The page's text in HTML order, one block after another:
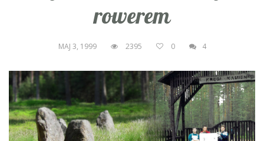
rowerem
MAJ 3, 1999 2395 0 4